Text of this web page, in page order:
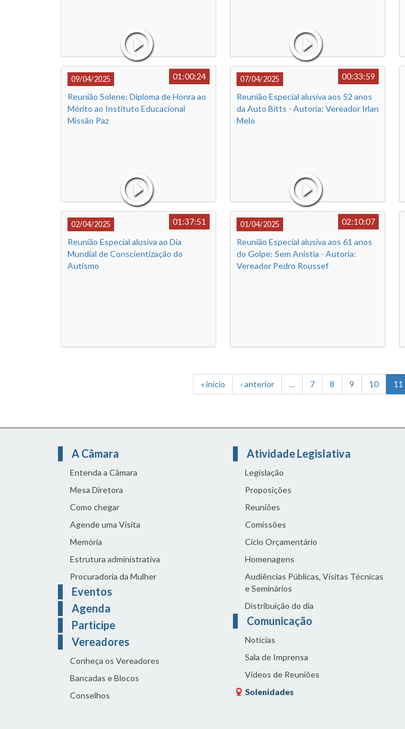
09/04/2025
01:00:24
Reunião Solene: Diploma de Honra ao
Mérito ao Instituto Educacional
Missão Paz
07/04/2025
00:33:59
Reunião Especial alusiva aos 52 anos
da Auto Bitts - Autoria: Vereador Irlan
Melo
02/04/2025
01:37:51
Reunião Especial alusiva ao Dia
Mundial de Conscientização do
Autismo
01/04/2025
02:10:07
Reunião Especial alusiva aos 61 anos
do Golpe: Sem Anistia - Autoria:
Vereador Pedro Roussef
« início ‹ anterior … 7 8 9 10 11
A Câmara
Entenda a Câmara
Mesa Diretora
Como chegar
Agende uma Visita
Memória
Estrutura administrativa
Procuradoria da Mulher
Eventos
Agenda
Participe
Vereadores
Conheça os Vereadores
Bancadas e Blocos
Conselhos
Atividade Legislativa
Legislação
Proposições
Reuniões
Comissões
Ciclo Orçamentário
Homenagens
Audiências Públicas, Visitas Técnicas
e Seminários
Distribuição do dia
Comunicação
Notícias
Sala de Imprensa
Vídeos de Reuniões
Solenidades